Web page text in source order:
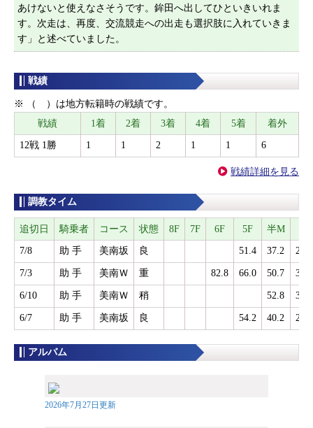
あけないと使えなさそうです。鉾田へ出してひといきいれま
す。次走は、再度、交流競走への出走も選択肢に入れていきま
す」と述べていました。
戦績
※ （ ）は地方転籍時の戦績です。
戦績
1着 2着 3着 4着 5着 着外
12戦 1勝 1 1 2 1 1 6
戦績詳細を見る
調教タイム
追切日 騎乗者 コース 状態 8F 7F 6F 5F 半M
7/8 助 手 美南坂 良 51.4 37.2 25.1
7/3 助 手 美南Ｗ 重 82.8 66.0 50.7 36.1
6/10 助 手 美南Ｗ 稍 52.8 35.9
6/7 助 手 美南坂 良 54.2 40.2 26.8
アルバム
2026年7月27日更新